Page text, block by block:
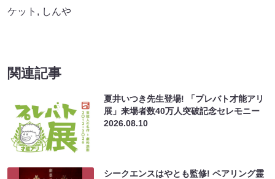
ケット , しんや
関連記事
夏井いつき先生登場! 「プレバト才能アリ
展」来場者数40万人突破記念セレモニー
2026.08.10
シークエンスはやとも監修! ペアリング霊